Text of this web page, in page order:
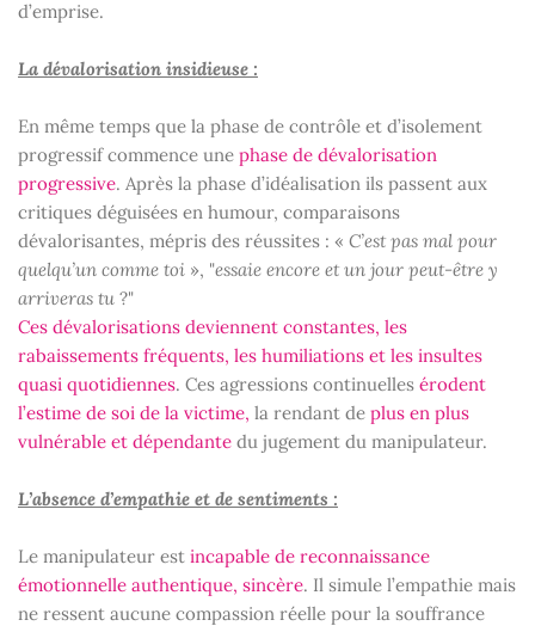
d’emprise.
La dévalorisation insidieuse :
En même temps que la phase de contrôle et d’isolement
progressif commence une phase de dévalorisation
progressive. Après la phase d’idéalisation ils passent aux
critiques déguisées en humour, comparaisons
dévalorisantes, mépris des réussites : « C’est pas mal pour
quelqu’un comme toi », "essaie encore et un jour peut-être y
arriveras tu ?"
Ces dévalorisations deviennent constantes, les
rabaissements fréquents, les humiliations et les insultes
quasi quotidiennes. Ces agressions continuelles érodent
l’estime de soi de la victime, la rendant de plus en plus
vulnérable et dépendante du jugement du manipulateur.
L’absence d’empathie et de sentiments :
Le manipulateur est incapable de reconnaissance
émotionnelle authentique, sincère. Il simule l’empathie mais
ne ressent aucune compassion réelle pour la souffrance